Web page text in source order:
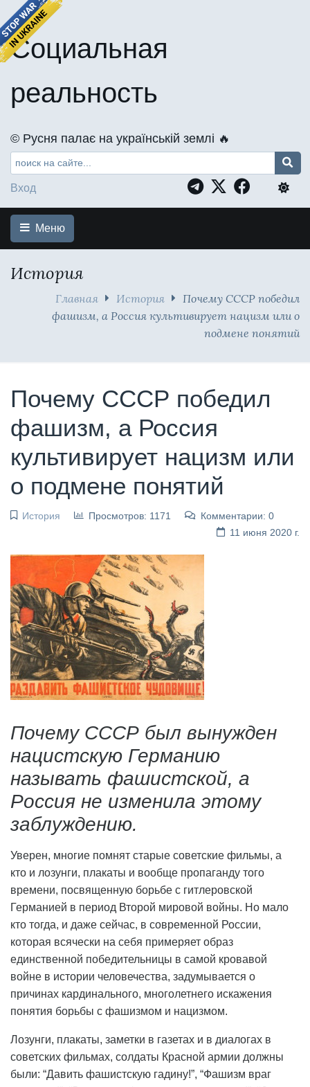
Социальная
реальность
©️ Русня палає на українській землі 🔥
Вход
Меню
История
Главная История
Почему СССР победил
фашизм, а Россия культивирует нацизм или о
подмене понятий
Почему СССР победил
фашизм, а Россия
культивирует нацизм или
о подмене понятий
История Просмотров: 1171
Комментарии: 0
11 июня 2020 г.
Почему СССР был вынужден
нацистскую Германию
называть фашистской, а
Россия не изменила этому
заблуждению.
Уверен, многие помнят старые советские фильмы, а
кто и лозунги, плакаты и вообще пропаганду того
времени, посвященную борьбе с гитлеровской
Германией в период Второй мировой войны. Но мало
кто тогда, и даже сейчас, в современной России,
которая всячески на себя примеряет образ
единственной победительницы в самой кровавой
войне в истории человечества, задумывается о
причинах кардинального, многолетнего искажения
понятия борьбы с фашизмом и нацизмом.
Лозунги, плакаты, заметки в газетах и в диалогах в
советских фильмах, солдаты Красной армии должны
были: “Давить фашистскую гадину!”, “Фашизм враг